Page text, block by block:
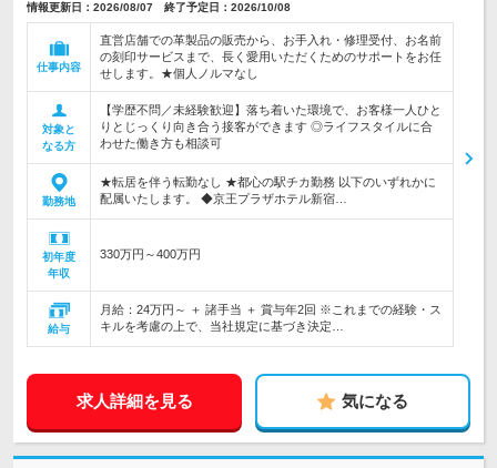
情報更新日：2026/08/07 終了予定日：2026/10/08
仕事内容
直営店舗での革製品の販売から、お手入れ・修理受付、お名前
の刻印サービスまで、長く愛用いただくためのサポートをお任
せします。★個人ノルマなし
対象と
なる方
【学歴不問／未経験歓迎】落ち着いた環境で、お客様一人ひと
りとじっくり向き合う接客ができます ◎ライフスタイルに合
わせた働き方も相談可
勤務地
★転居を伴う転勤なし ★都心の駅チカ勤務 以下のいずれかに
配属いたします。 ◆京王プラザホテル新宿…
初年度
年収
330万円～400万円
給与
月給：24万円～ ＋ 諸手当 ＋ 賞与年2回 ※これまでの経験・ス
キルを考慮の上で、当社規定に基づき決定…
求人詳細を見る 気になる